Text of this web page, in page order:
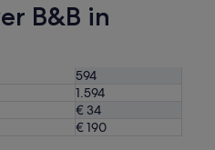
B&B in
594
1.594
€ 34
€ 190